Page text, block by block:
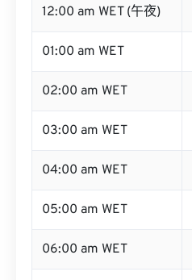
12:00 am WET (午夜)
01:00 am WET
02:00 am WET
03:00 am WET
04:00 am WET
05:00 am WET
06:00 am WET